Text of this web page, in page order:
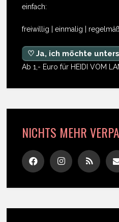
einfach:
freiwillig | einmalig |
♡ Ja, ich möchte
Ab 1,- Euro für HEIDI VOM
NICHTS MEHR